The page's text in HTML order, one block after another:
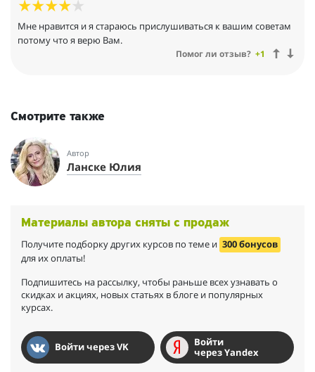
Мне нравится и я стараюсь прислушиваться к вашим советам
потому что я верю Вам.
Помог ли отзыв? +1
Смотрите также
Автор
Ланске Юлия
Материалы автора сняты с продаж
Получите подборку других курсов по теме и 300 бонусов
для их оплаты!
Подпишитесь на рассылку, чтобы раньше всех узнавать о
скидках и акциях, новых статьях в блоге и популярных
курсах.
Войти через VK
Войти
через Yandex